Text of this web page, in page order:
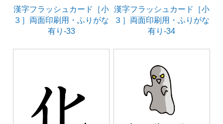
漢字フラッシュカード［小
３］両面印刷用・ふりがな
有り-33
漢字フラッシュカード［小
３］両面印刷用・ふりがな
有り-34